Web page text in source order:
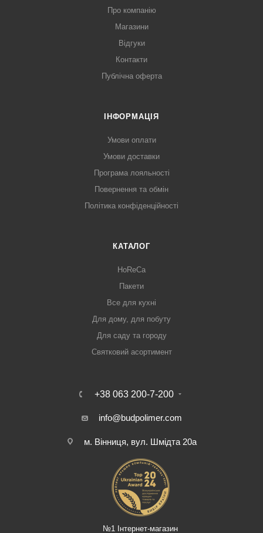
Про компанію
Магазини
Відгуки
Контакти
Публічна оферта
ІНФОРМАЦІЯ
Умови оплати
Умови доставки
Програма лояльності
Повернення та обмін
Політика конфіденційності
КАТАЛОГ
HoReCa
Пакети
Все для кухні
Для дому, для побуту
Для саду та городу
Святковий асортимент
+38 063 200-7-200
info@budpolimer.com
м. Вінниця, вул. Шмідта 20а
№1 Інтернет-магазин